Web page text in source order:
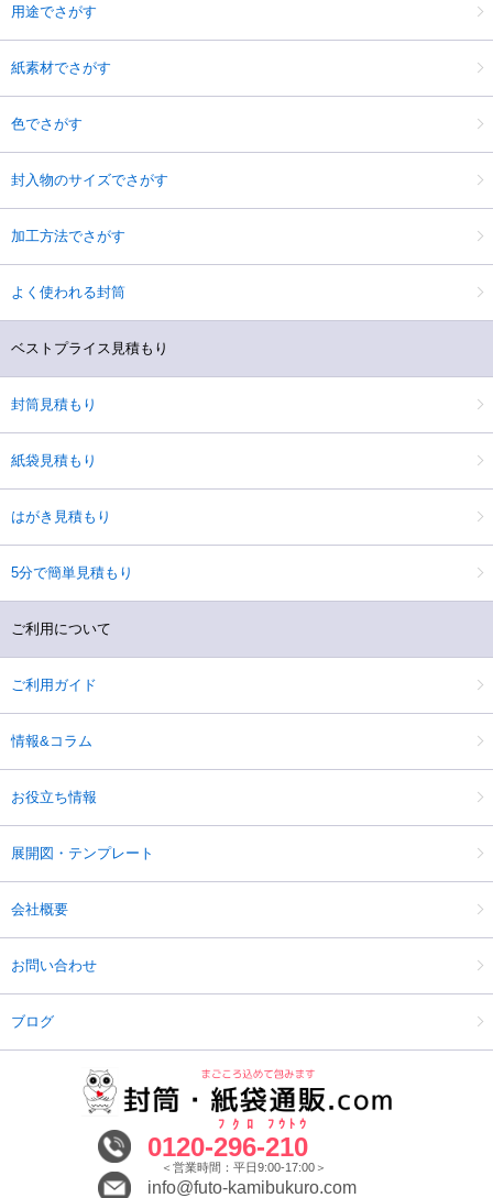
用途でさがす
紙素材でさがす
色でさがす
封入物のサイズでさがす
加工方法でさがす
よく使われる封筒
ベストプライス見積もり
封筒見積もり
紙袋見積もり
はがき見積もり
5分で簡単見積もり
ご利用について
ご利用ガイド
情報&コラム
お役立ち情報
展開図・テンプレート
会社概要
お問い合わせ
ブログ
0120-296
ﾌｸﾛ
-210
ﾌｳﾄｳ
＜営業時間：平日9:00-17:00＞
info@futo-kamibukuro.com